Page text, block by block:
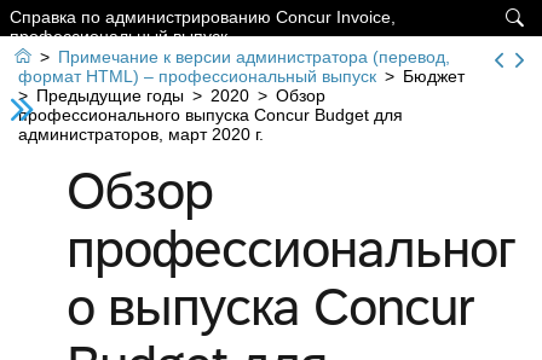

Справка по администрированию Concur Invoice,
профессиональный выпуск
 > Примечание к версии администратора (перевод,
формат HTML) – профессиональный выпуск > Бюджет
> Предыдущие годы > 2020 > Обзор
профессионального выпуска Concur Budget для
администраторов, март 2020 г.
Обзор
профессиональног
о выпуска Concur